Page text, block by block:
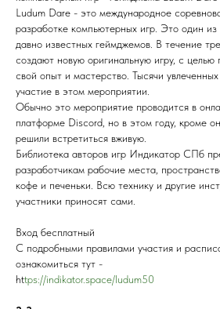
Ludum Dare - это международное
разработке компьютерных игр. Это один
давно известных геймджемов. В течение
создают новую оригинальную игру, с целью
свой опыт и мастерство. Тысячи
участие в этом мероприятии.
Обычно это мероприятие проводится в
платформе Discord, но в этом году, кроме
решили встретиться вживую.
Библиотека авторов игр Индикатор СПб
разработчикам рабочие места,
кофе и печеньки. Всю технику и другие
участники приносят сами.
Вход бесплатный
С подробными правилами участия и
ознакомиться тут -
https://indikator.space/ludum50